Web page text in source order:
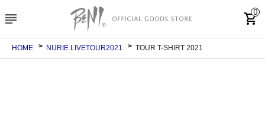
subject shopping_cart
0
HOME NURIE LIVETOUR2021 TOUR T-SHIRT 2021